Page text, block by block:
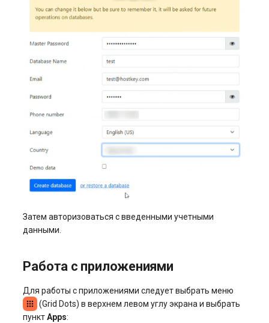
Затем авторизоваться с введенными учетными
данными.
Работа с приложениями
Для работы с приложениями следует выбрать меню
(Grid Dots) в верхнем левом углу экрана и выбрать
пунктApps: